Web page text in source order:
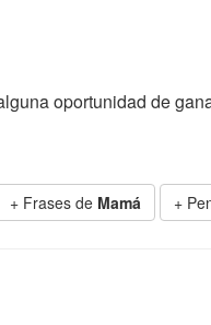
oportunidad de
+ Frases de Mamá +